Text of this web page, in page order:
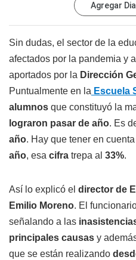
Agregar
Sin dudas, el sector de la
afectados por la pandemia y
aportados por la Dirección
Puntualmente en la Escuela
alumnos que constituyó la
lograron pasar de año. Es
año. Hay que tener en
año, esa cifra trepa al 33%.
Así lo explicó el director de
Emilio Moreno. El
señalando a las
principales causas y
que se están realizando